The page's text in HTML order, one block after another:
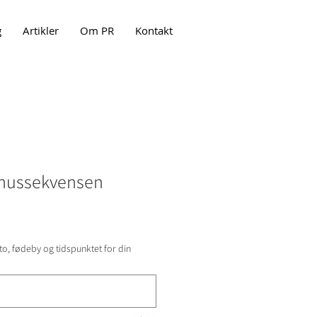
Artikler Om PR Kontakt
fødeby og tidspunktet for din